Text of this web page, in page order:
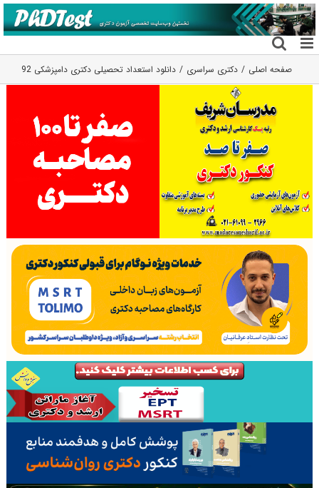
رفتن
به
محتوا
صفحه اصلی دکتری سراسری دانلود استعداد تحصیلی دکتری دامپزشکی 92